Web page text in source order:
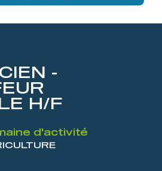
-
H/F
d'activité